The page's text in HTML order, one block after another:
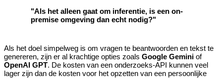
"Als het alleen gaat om inferentie, is een on-
premise omgeving dan echt nodig?"
Als het doel simpelweg is om vragen te beantwoorden en tekst te
genereren, zijn er al krachtige opties zoals Google Gemini of
OpenAI GPT. De kosten van een onderzoeks-API kunnen veel
lager zijn dan de kosten voor het opzetten van een persoonlijke